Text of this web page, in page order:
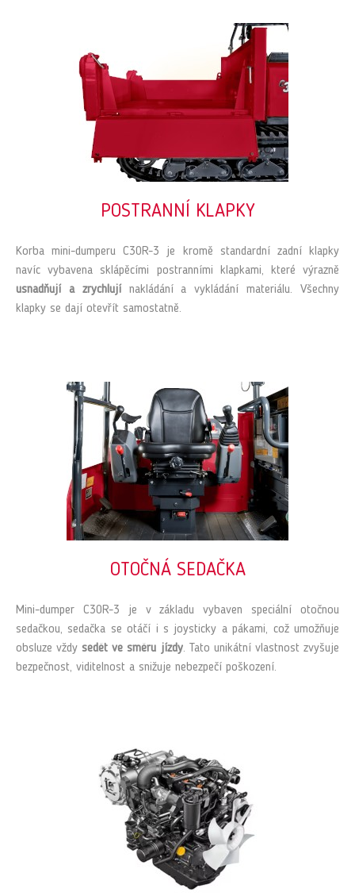
POSTRANNÍ KLAPKY
Korba mini-dumperu C30R-3 je kromě standardní zadní klapky
navíc vybavena sklápěcími postranními klapkami, které výrazně
usnadňují a zrychlujínakládání a vykládání materiálu. Všechny
klapky se dají otevřít samostatně.
OTOČNÁ SEDAČKA
Mini-dumper C30R-3 je v základu vybaven speciální otočnou
sedačkou, sedačka se otáčí i s joysticky a pákami, což umožňuje
obsluze vždy sedět ve směru jízdy. Tato unikátní vlastnost zvyšuje
bezpečnost, viditelnost a snižuje nebezpečí poškození.